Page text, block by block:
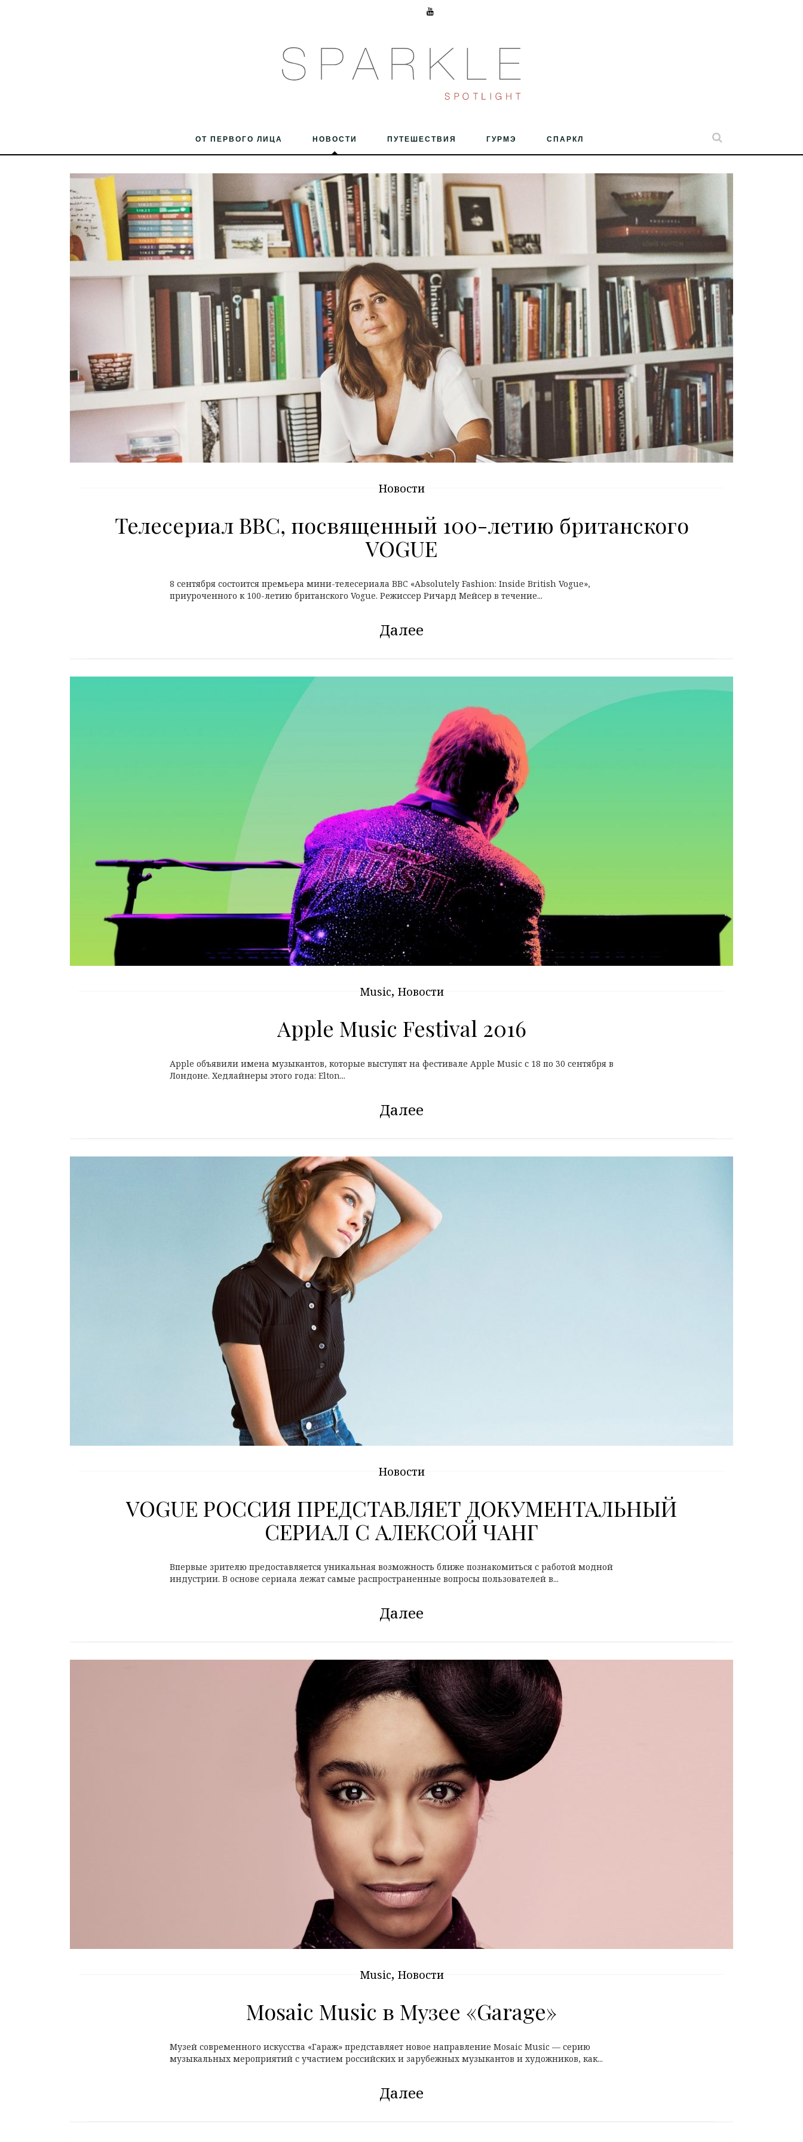
ОТ ПЕРВОГО ЛИЦА НОВОСТИ ПУТЕШЕСТВИЯ ГУРМЭ СПАРКЛ
Новости
Телесериал BBC, посвященный 100-летию британского
VOGUE
8 сентября состоится премьера мини-телесериала BBC «Absolutely Fashion: Inside British Vogue»,
приуроченного к 100-летию британского Vogue. Режиссер Ричард Мейсер в течение...
Далее
Music, Новости
Apple Music Festival 2016
Apple объявили имена музыкантов, которые выступят на фестивале Apple Music с 18 по 30 сентября в
Лондоне. Хедлайнеры этого года: Elton...
Далее
Новости
VOGUE РОССИЯ ПРЕДСТАВЛЯЕТ ДОКУМЕНТАЛЬНЫЙ
СЕРИАЛ С АЛЕКСОЙ ЧАНГ
Впервые зрителю предоставляется уникальная возможность ближе познакомиться с работой модной
индустрии. В основе сериала лежат самые распространенные вопросы пользователей в...
Далее
Music, Новости
Mosaic Music в Музее «Garage»
Музей современного искусства «Гараж» представляет новое направление Mosaic Music — серию
музыкальных мероприятий с участием российских и зарубежных музыкантов и художников, как...
Далее